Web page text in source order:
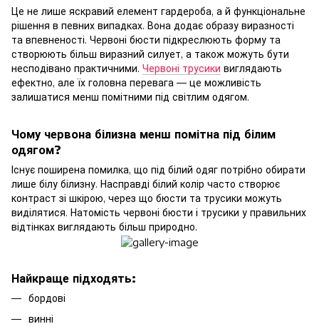
Це не лише яскравий елемент гардероба, а й функціональне
рішення в певних випадках. Вона додає образу виразності
та впевненості. Червоні бюсти підкреслюють форму та
створюють більш виразний силует, а також можуть бути
несподівано практичними. Червоні трусики виглядають
ефектно, але їх головна перевага — це можливість
залишатися менш помітними під світлим одягом.
Чому червона білизна менш помітна під білим
одягом?
Існує поширена помилка, що під білий одяг потрібно обирати
лише білу білизну. Насправді білий колір часто створює
контраст зі шкірою, через що бюсти та трусики можуть
виділятися. Натомість червоні бюсти і трусики у правильних
відтінках виглядають більш природно.
Найкраще підходять:
бордові
винні